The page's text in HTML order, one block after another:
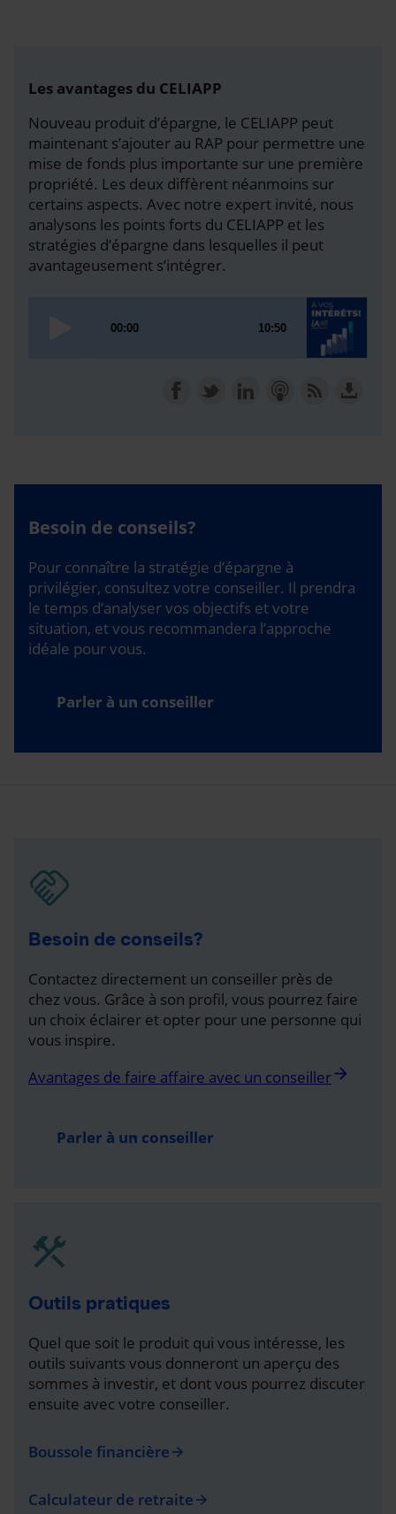
Les avantages du CELIAPP
Nouveau produit d’épargne, le CELIAPP peut
maintenant s’ajouter au RAP pour permettre une
mise de fonds plus importante sur une première
propriété. Les deux diffèrent néanmoins sur
certains aspects. Avec notre expert invité, nous
analysons les points forts du CELIAPP et les
stratégies d’épargne dans lesquelles il peut
avantageusement s’intégrer.
Besoin de conseils?
Pour connaître la stratégie d’épargne à
privilégier, consultez votre conseiller. Il prendra
le temps d’analyser vos objectifs et votre
situation, et vous recommandera l’approche
idéale pour vous.
Parler à un conseiller
Besoin de conseils?
Contactez directement un conseiller près de
chez vous. Grâce à son profil, vous pourrez faire
un choix éclairer et opter pour une personne qui
vous inspire.
Avantages de faire affaire avec un conseillerarrow_forward
Parler à un conseiller
Outils pratiques
Quel que soit le produit qui vous intéresse, les
outils suivants vous donneront un aperçu des
sommes à investir, et dont vous pourrez discuter
ensuite avec votre conseiller.
Boussole financière arrow_forward
Calculateur de retraite arrow_forward